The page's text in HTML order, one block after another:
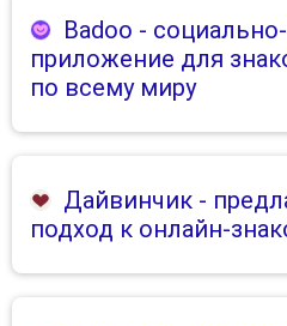
Badoo -
приложение для
по всему миру
Дайвинчик -
подход к онлайн-